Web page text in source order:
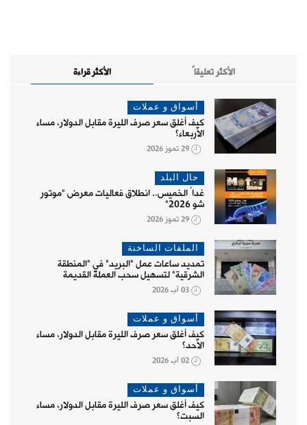
الأكثر قراءة الأكثر تعليقاً
أسواق و عملات
كيف أغلق سعر صرف الليرة مقابل الدولار، مساء
الأربعاء؟
29 تموز 2026
حال البلد
غداً الخميس.. انطلاق فعاليات معرض "موتور
شو 2026"
29 تموز 2026
الملفات الساخنة
تمديد ساعات عمل "البريد" في "المنطقة
الشرقية" لتسهيل سحب العملة القديمة
03 آب 2026
أسواق و عملات
كيف أغلق سعر صرف الليرة مقابل الدولار، مساء
الأحد؟
02 آب 2026
أسواق و عملات
كيف أغلق سعر صرف الليرة مقابل الدولار، مساء
السبت؟